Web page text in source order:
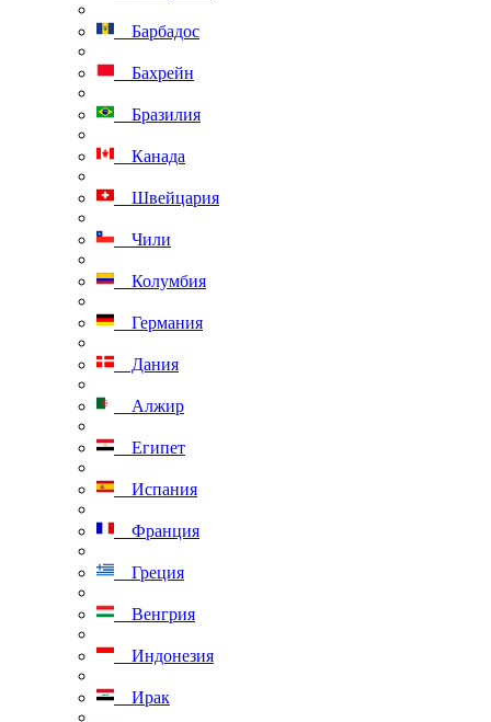
Барбадос
Бахрейн
Бразилия
Канада
Швейцария
Чили
Колумбия
Германия
Дания
Алжир
Египет
Испания
Франция
Греция
Венгрия
Индонезия
Ирак